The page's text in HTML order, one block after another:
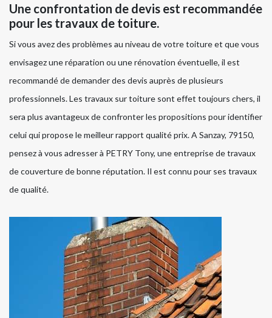
Une confrontation de devis est recommandée
pour les travaux de toiture.
Si vous avez des problèmes au niveau de votre toiture et que vous
envisagez une réparation ou une rénovation éventuelle, il est
recommandé de demander des devis auprès de plusieurs
professionnels. Les travaux sur toiture sont effet toujours chers, il
sera plus avantageux de confronter les propositions pour identifier
celui qui propose le meilleur rapport qualité prix. A Sanzay, 79150,
pensez à vous adresser à PETRY Tony, une entreprise de travaux
de couverture de bonne réputation. Il est connu pour ses travaux
de qualité.